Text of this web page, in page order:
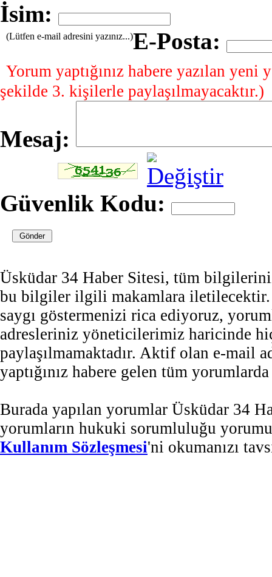
İsim:
E-Posta:
(Lütfen e-mail adresini yazınız...)
Yorum yaptığınız habere yazılan
şekilde 3. kişilerle paylaşılmayacaktır.)
Mesaj:
Güvenlik Kodu:
Üsküdar 34 Haber Sitesi, tüm
bu bilgiler ilgili makamlara iletilecektir.
saygı göstermenizi rica ediyoruz,
adresleriniz yöneticilerimiz haricinde
paylaşılmamaktadır. Aktif olan e-mail
yaptığınız habere gelen tüm
Burada yapılan yorumlar Üsküdar 34
yorumların hukuki sorumluluğu
Kullanım Sözleşmesi'ni okumanızı